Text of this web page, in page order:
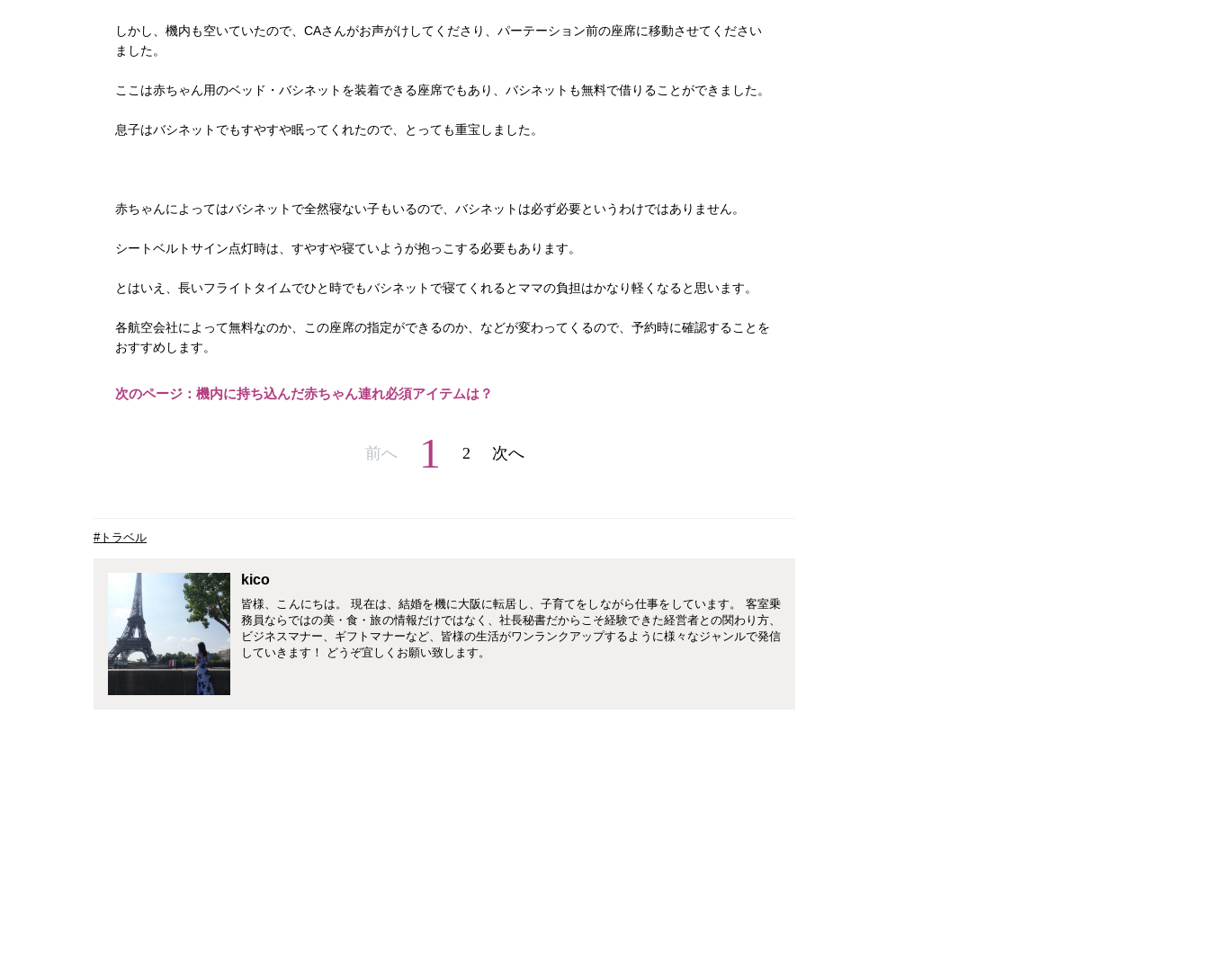
しかし、機内も空いていたので、CAさんがお声がけしてくださり、パーテーション前の座席に移動させてください
ました。
ここは赤ちゃん用のベッド・バシネットを装着できる座席でもあり、バシネットも無料で借りることができました。
息子はバシネットでもすやすや眠ってくれたので、とっても重宝しました。
赤ちゃんによってはバシネットで全然寝ない子もいるので、バシネットは必ず必要というわけではありません。
シートベルトサイン点灯時は、すやすや寝ていようが抱っこする必要もあります。
とはいえ、長いフライトタイムでひと時でもバシネットで寝てくれるとママの負担はかなり軽くなると思います。
各航空会社によって無料なのか、この座席の指定ができるのか、などが変わってくるので、予約時に確認することを
おすすめします。
次のページ：機内に持ち込んだ赤ちゃん連れ必須アイテムは？
前へ 1 2 次へ
#トラベル
kico
皆様、こんにちは。 現在は、結婚を機に大阪に転居し、子育てをしながら仕事をしています。 客室乗
務員ならではの美・食・旅の情報だけではなく、社長秘書だからこそ経験できた経営者との関わり方、
ビジネスマナー、ギフトマナーなど、皆様の生活がワンランクアップするように様々なジャンルで発信
していきます！ どうぞ宜しくお願い致します。